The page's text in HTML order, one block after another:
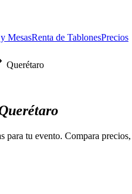
MesasRenta de TablonesPrecios
Querétaro
para tu evento. Compara